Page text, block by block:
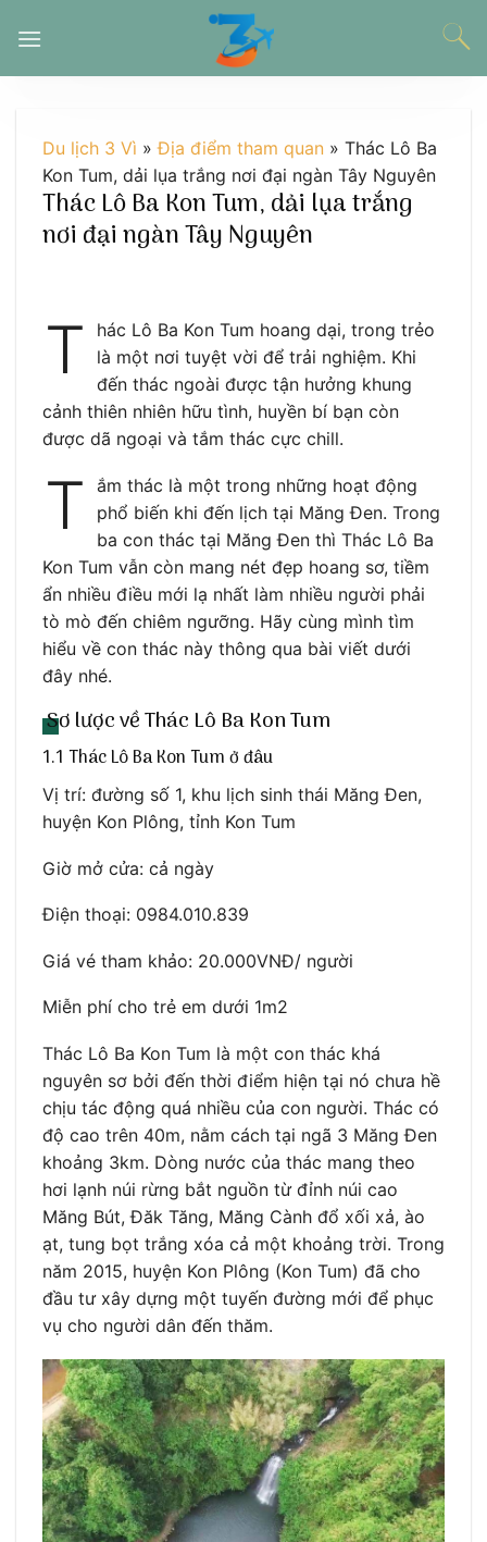
đến
Du lịch 3 Vì »Địa điểm tham quan » Thác Lô Ba
Kon Tum, dải lụa trắng nơi đại ngàn Tây Nguyên
Thác Lô Ba Kon Tum, dải lụa trắng
nơi đại ngàn Tây Nguyên
T
hác Lô Ba Kon Tum hoang dại, trong trẻo
là một nơi tuyệt vời để trải nghiệm. Khi
đến thác ngoài được tận hưởng khung
cảnh thiên nhiên hữu tình, huyền bí bạn còn
được dã ngoại và tắm thác cực chill.
T
ắm thác là một trong những hoạt động
phổ biến khi đến lịch tại Măng Đen. Trong
ba con thác tại Măng Đen thì Thác Lô Ba
Kon Tum vẫn còn mang nét đẹp hoang sơ, tiềm
ẩn nhiều điều mới lạ nhất làm nhiều người phải
tò mò đến chiêm ngưỡng. Hãy cùng mình tìm
hiểu về con thác này thông qua bài viết dưới
đây nhé.
Sơ lược về Thác Lô Ba Kon Tum
1.1 Thác Lô Ba Kon Tum ở đâu
Vị trí: đường số 1, khu lịch sinh thái Măng Đen,
huyện Kon Plông, tỉnh Kon Tum
Giờ mở cửa: cả ngày
Điện thoại: 0984.010.839
Giá vé tham khảo: 20.000VNĐ/ người
Miễn phí cho trẻ em dưới 1m2
Thác Lô Ba Kon Tum là một con thác khá
nguyên sơ bởi đến thời điểm hiện tại nó chưa hề
chịu tác động quá nhiều của con người. Thác có
độ cao trên 40m, nằm cách tại ngã 3 Măng Đen
khoảng 3km. Dòng nước của thác mang theo
hơi lạnh núi rừng bắt nguồn từ đỉnh núi cao
Măng Bút, Đăk Tăng, Măng Cành đổ xối xả, ào
ạt, tung bọt trắng xóa cả một khoảng trời. Trong
năm 2015, huyện Kon Plông (Kon Tum) đã cho
đầu tư xây dựng một tuyến đường mới để phục
vụ cho người dân đến thăm.